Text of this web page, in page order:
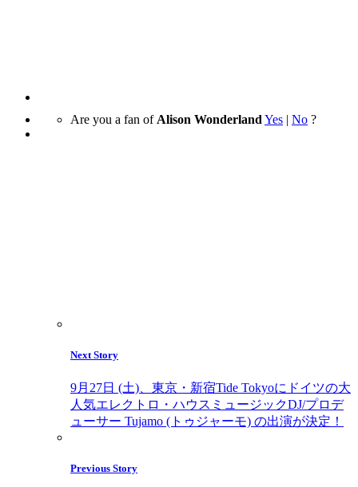
Are you a fan of Alison Wonderland Yes | No ?
Next Story
9月27日 (土)、東京・新宿Tide Tokyoにドイツの大
人気エレクトロ・ハウスミュージックDJ/プロデ
ューサー Tujamo (トゥジャーモ) の出演が決定！
Previous Story